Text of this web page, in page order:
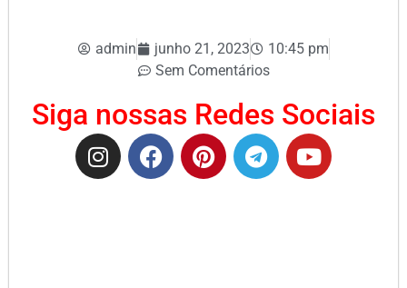
admin junho 21, 2023
10:45 pm
Sem Comentários
Siga nossas Redes Sociais